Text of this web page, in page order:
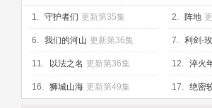
1. 守护者们 更新第35集 2. 阵地
6. 我们的河山 更新第36集 7. 利剑·
11. 以法之名 更新第36集 12. 淬火
16. 狮城山海 更新第49集 17. 绝密